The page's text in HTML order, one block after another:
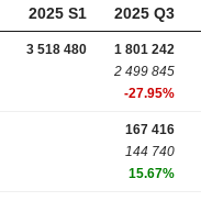
2025 S1 2025 Q3
3 518 480
1 801 242
2 499 845
-27.95%
167 416
144 740
15.67%